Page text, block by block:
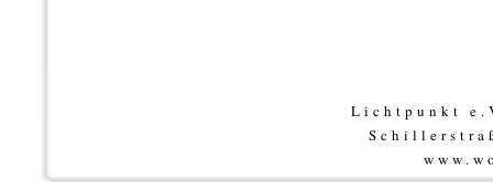
Lichtpunkt